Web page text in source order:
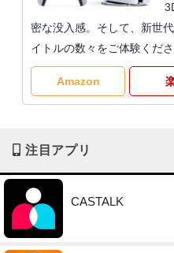
密な没入感。そして、新世
イトルの数々をご体験くださ
Amazon
注目アプリ
CASTALK